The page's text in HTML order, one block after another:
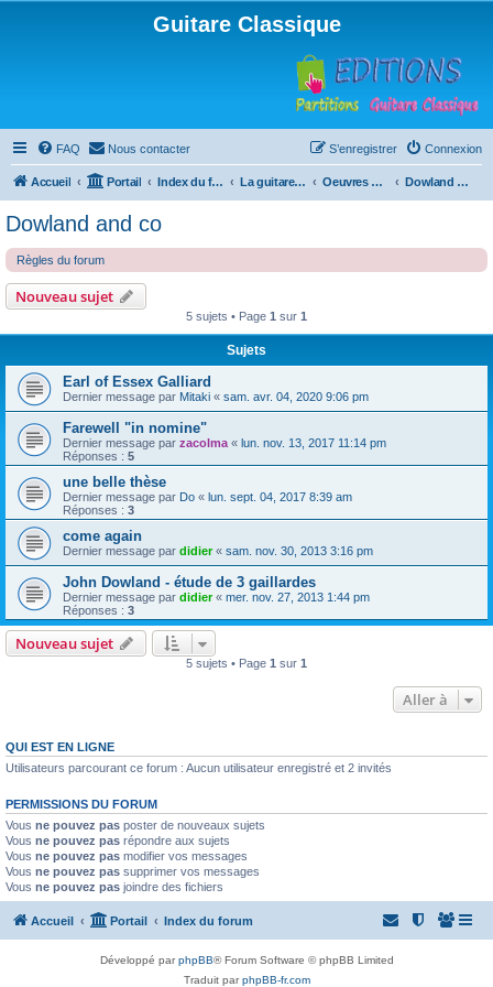
Guitare Classique
FAQ Nous contacter Connexion
S’enregistrer
Accueil Portail Index du forum La guitare : instrument, cours et théorie Oeuvres à la loupe Dowland and co
Dowland and co
Règles du forum
Nouveau sujet
5 sujets • Page 1 sur 1
Sujets
Earl of Essex Galliard
Dernier message par Mitaki « sam. avr. 04, 2020 9:06 pm
Farewell "in nomine"
Dernier message par zacolma « lun. nov. 13, 2017 11:14 pm
Réponses : 5
une belle thèse
Dernier message par Do « lun. sept. 04, 2017 8:39 am
Réponses : 3
come again
Dernier message par didier« sam. nov. 30, 2013 3:16 pm
John Dowland - étude de 3 gaillardes
Dernier message par didier« mer. nov. 27, 2013 1:44 pm
Réponses : 3
Nouveau sujet
5 sujets • Page 1 sur 1
Aller à
QUI EST EN LIGNE
Utilisateurs parcourant ce forum : Aucun utilisateur enregistré et 2 invités
PERMISSIONS DU FORUM
Vous ne pouvez pas poster de nouveaux sujets
Vous ne pouvez pas répondre aux sujets
Vous ne pouvez pas modifier vos messages
Vous ne pouvez pas supprimer vos messages
Vous ne pouvez pas joindre des fichiers
Accueil Portail Index du forum
Développé parphpBB® Forum Software © phpBB Limited
Traduit parphpBB-fr.com